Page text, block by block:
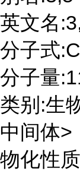
英文名
分子式
分子量
类别:生
中间体>
物化性